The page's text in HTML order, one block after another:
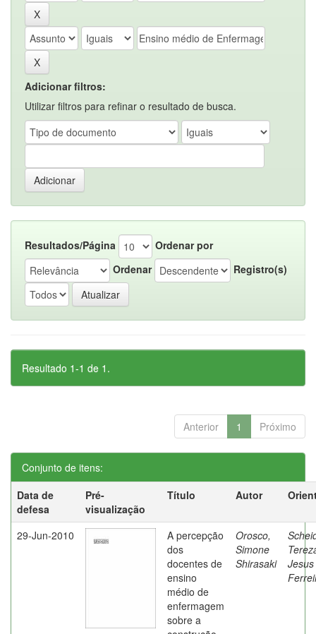
Adicionar filtros:
Utilizar filtros para refinar o resultado de busca.
Resultados/Página
Ordenar por
Ordenar
Registro(s)
Resultado 1-1 de 1.
Anterior 1 Próximo
Conjunto de itens:
Data de
defesa
Pré-
visualização
Título Autor
29-Jun-2010
A percepção
dos
docentes de
ensino
médio de
enfermagem
sobre a
Orosco,
Simone
Shirasaki
Jesus